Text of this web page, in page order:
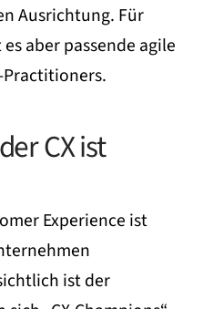
Ausrichtung. Für
aber passende agile
Practitioners.
CX ist
Experience ist
ist der